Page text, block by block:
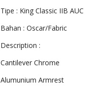
Tipe : King Classic IIB AUC
Bahan : Oscar/Fabric
Description :
Cantilever Chrome
Alumunium Armrest